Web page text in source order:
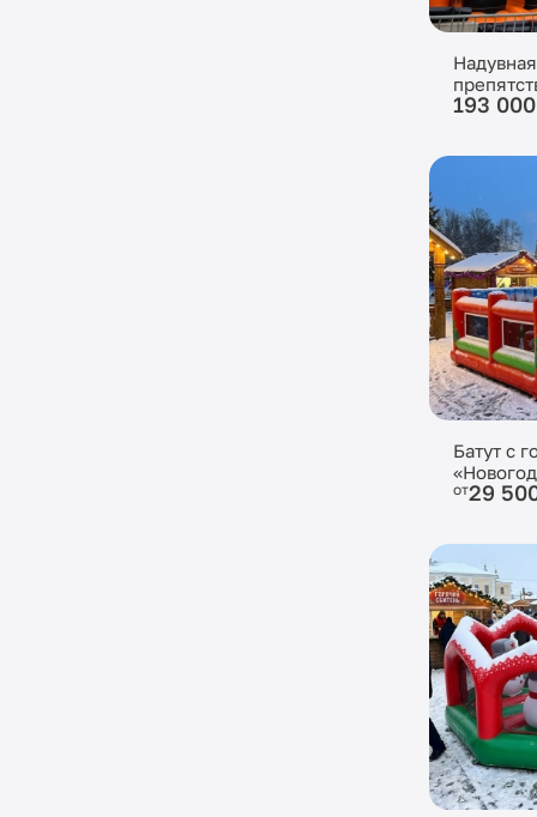
массив»
193 000
Батут с
от29